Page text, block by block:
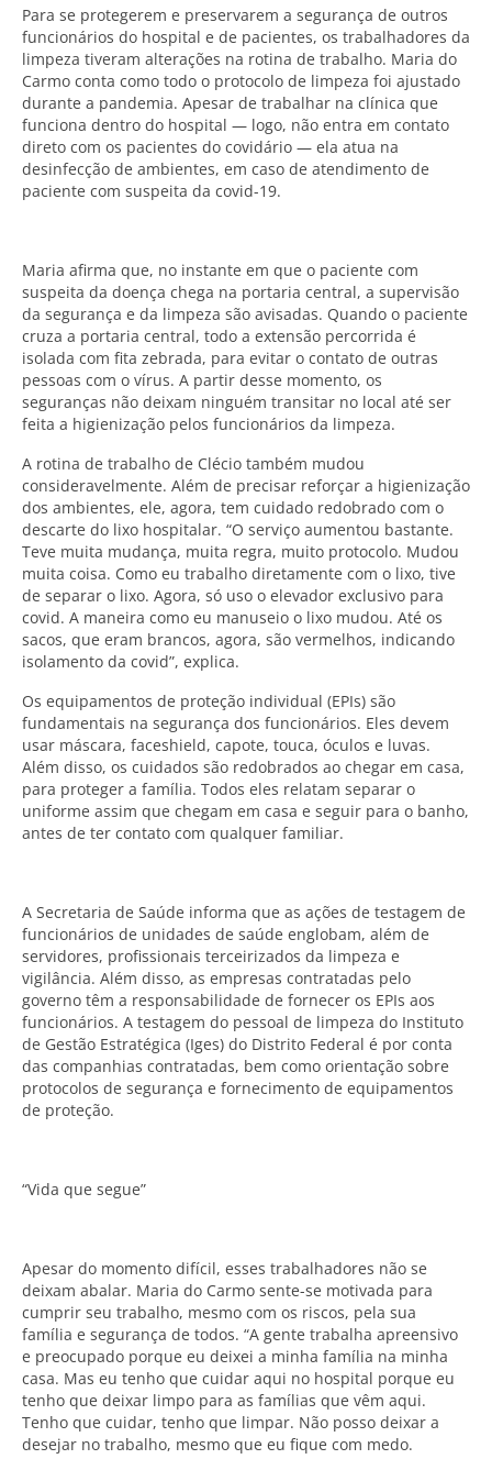
Para se protegerem e preservarem a segurança de outros
funcionários do hospital e de pacientes, os trabalhadores da
limpeza tiveram alterações na rotina de trabalho. Maria do
Carmo conta como todo o protocolo de limpeza foi ajustado
durante a pandemia. Apesar de trabalhar na clínica que
funciona dentro do hospital — logo, não entra em contato
direto com os pacientes do covidário — ela atua na
desinfecção de ambientes, em caso de atendimento de
paciente com suspeita da covid-19.
Maria afirma que, no instante em que o paciente com
suspeita da doença chega na portaria central, a supervisão
da segurança e da limpeza são avisadas. Quando o paciente
cruza a portaria central, todo a extensão percorrida é
isolada com fita zebrada, para evitar o contato de outras
pessoas com o vírus. A partir desse momento, os
seguranças não deixam ninguém transitar no local até ser
feita a higienização pelos funcionários da limpeza.
A rotina de trabalho de Clécio também mudou
consideravelmente. Além de precisar reforçar a higienização
dos ambientes, ele, agora, tem cuidado redobrado com o
descarte do lixo hospitalar. “O serviço aumentou bastante.
Teve muita mudança, muita regra, muito protocolo. Mudou
muita coisa. Como eu trabalho diretamente com o lixo, tive
de separar o lixo. Agora, só uso o elevador exclusivo para
covid. A maneira como eu manuseio o lixo mudou. Até os
sacos, que eram brancos, agora, são vermelhos, indicando
isolamento da covid”, explica.
Os equipamentos de proteção individual (EPIs) são
fundamentais na segurança dos funcionários. Eles devem
usar máscara, faceshield, capote, touca, óculos e luvas.
Além disso, os cuidados são redobrados ao chegar em casa,
para proteger a família. Todos eles relatam separar o
uniforme assim que chegam em casa e seguir para o banho,
antes de ter contato com qualquer familiar.
A Secretaria de Saúde informa que as ações de testagem de
funcionários de unidades de saúde englobam, além de
servidores, profissionais terceirizados da limpeza e
vigilância. Além disso, as empresas contratadas pelo
governo têm a responsabilidade de fornecer os EPIs aos
funcionários. A testagem do pessoal de limpeza do Instituto
de Gestão Estratégica (Iges) do Distrito Federal é por conta
das companhias contratadas, bem como orientação sobre
protocolos de segurança e fornecimento de equipamentos
de proteção.
“Vida que segue”
Apesar do momento difícil, esses trabalhadores não se
deixam abalar. Maria do Carmo sente-se motivada para
cumprir seu trabalho, mesmo com os riscos, pela sua
família e segurança de todos. “A gente trabalha apreensivo
e preocupado porque eu deixei a minha família na minha
casa. Mas eu tenho que cuidar aqui no hospital porque eu
tenho que deixar limpo para as famílias que vêm aqui.
Tenho que cuidar, tenho que limpar. Não posso deixar a
desejar no trabalho, mesmo que eu fique com medo.